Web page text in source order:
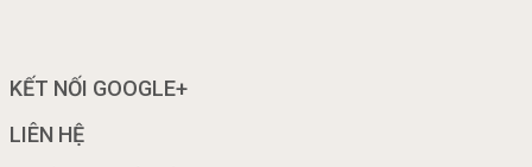
KẾT NỐI GOOGLE+
LIÊN HỆ